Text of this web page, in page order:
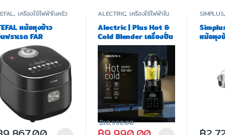
,เครื่องใช้ไฟฟ้าในครัว
หม้อหุงข้าว
ฟราเรด FAR
INFRARED IH รุ่น
RK886865 ความจุ 1.5
ตร
ALECTRIC,เครื่องใช้ไฟฟ้าใน
Alectric | Plus Hot &
Cold Blender เครื่องปั่น
ร้อนเย็นพลังสูง 1.75 ลิตร
1000 วัตต์ รุ่น HCB1 –
รับประกัน 3 ปี
฿10,990.00
SIMPLUS,
หม้อหุง